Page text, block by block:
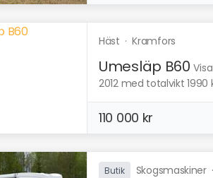
Häst ·Kramfors
Umesläp B60
2012 med totalvikt 1990
110 000 kr
Butik Skogsmaskiner